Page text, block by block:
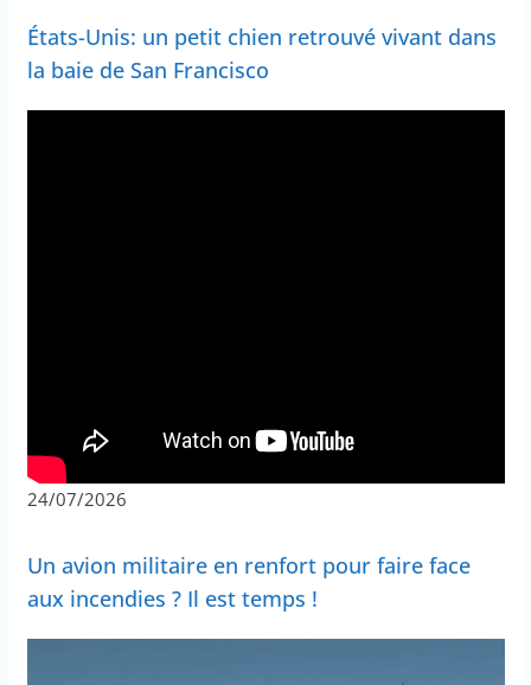
États-Unis: un petit chien retrouvé vivant dans
la baie de San Francisco
24/07/2026
Un avion militaire en renfort pour faire face
aux incendies ? Il est temps !